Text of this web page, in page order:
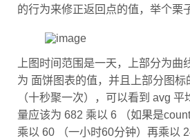
的行为来修正返回点的值，举个栗
上图时间范围是一天，上部分为曲
为 面饼图表的值，并且上部分图标
（十秒聚一次），可以看到 avg
量应该为 682 乘以 6 （如果是
乘以 60 （一小时60分钟）再乘以